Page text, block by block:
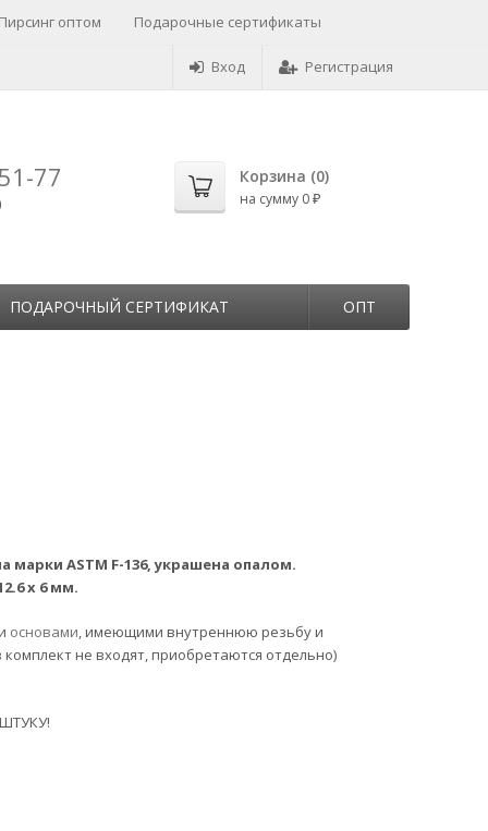
Пирсинг оптом Подарочные сертификаты
Вход Регистрация
77 Корзина (0)
на сумму 0 ₽
ПОДАРОЧНЫЙ СЕРТИФИКАТ ОПТ
марки ASTM F-136, украшена опалом.
x 6мм.
основами, имеющими внутреннюю резьбу и
не входят, приобретаются отдельно)